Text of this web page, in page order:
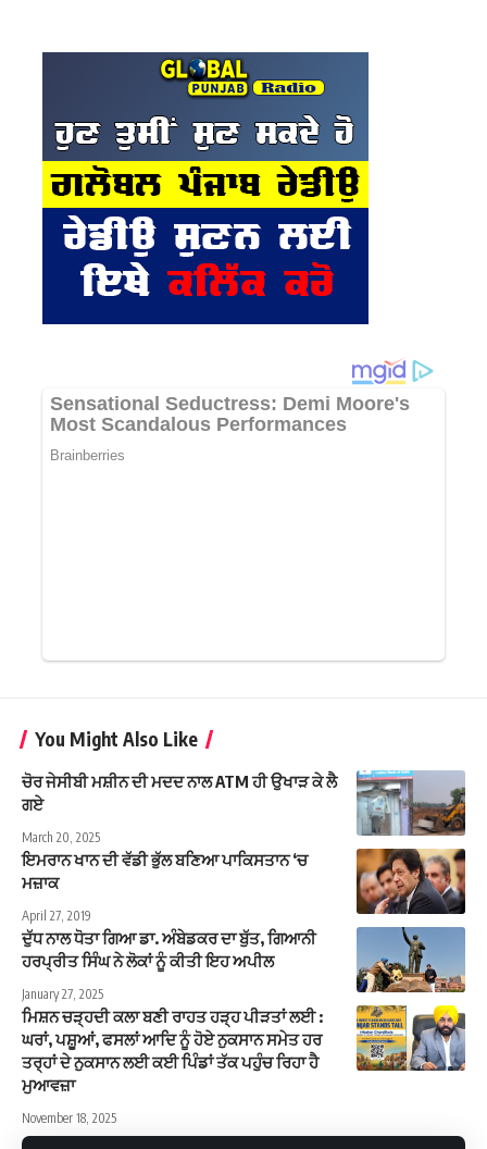
You Might Also Like
ਚੋਰ ਜੇਸੀਬੀ ਮਸ਼ੀਨ ਦੀ ਮਦਦ ਨਾਲ ATM ਹੀ ਉਖਾੜ ਕੇ ਲੈ
ਗਏ
March 20, 2025
ਇਮਰਾਨ ਖਾਨ ਦੀ ਵੱਡੀ ਭੁੱਲ ਬਣਿਆ ਪਾਕਿਸਤਾਨ ‘ਚ
ਮਜ਼ਾਕ
April 27, 2019
ਦੁੱਧ ਨਾਲ ਧੋਤਾ ਗਿਆ ਡਾ. ਅੰਬੇਡਕਰ ਦਾ ਬੁੱਤ, ਗਿਆਨੀ
ਹਰਪ੍ਰੀਤ ਸਿੰਘ ਨੇ ਲੋਕਾਂ ਨੂੰ ਕੀਤੀ ਇਹ ਅਪੀਲ
January 27, 2025
ਮਿਸ਼ਨ ਚੜ੍ਹਦੀ ਕਲਾ ਬਣੀ ਰਾਹਤ ਹੜ੍ਹ ਪੀੜਤਾਂ ਲਈ :
ਘਰਾਂ, ਪਸ਼ੂਆਂ, ਫਸਲਾਂ ਆਦਿ ਨੂੰ ਹੋਏ ਨੁਕਸਾਨ ਸਮੇਤ ਹਰ
ਤਰ੍ਹਾਂ ਦੇ ਨੁਕਸਾਨ ਲਈ ਕਈ ਪਿੰਡਾਂ ਤੱਕ ਪਹੁੰਚ ਰਿਹਾ ਹੈ
ਮੁਆਵਜ਼ਾ
November 18, 2025